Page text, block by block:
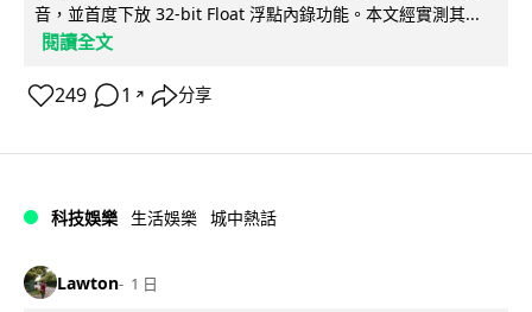
音，並首度下放 32-bit Float 浮點內錄功能。本文經實測其...
閱讀全文
249 1 ↗ 分享
科技娛樂 生活娛樂 城中熱話
Lawton 1 日